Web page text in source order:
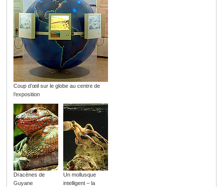
Coup d’œil sur le globe au centre de
l’exposition
Dracènes de
Guyane
Un mollusque
intelligent – la